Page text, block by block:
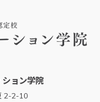
ョン学院
2-2-10